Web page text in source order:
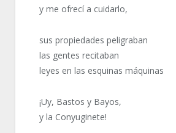
y me ofrecí a cuidarlo,
sus propiedades peligraban
las gentes recitaban
leyes en las esquinas máquinas
¡Uy, Bastos y Bayos,
y la Conyuginete!